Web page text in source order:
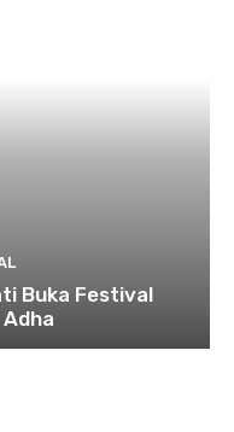
Buka Festival